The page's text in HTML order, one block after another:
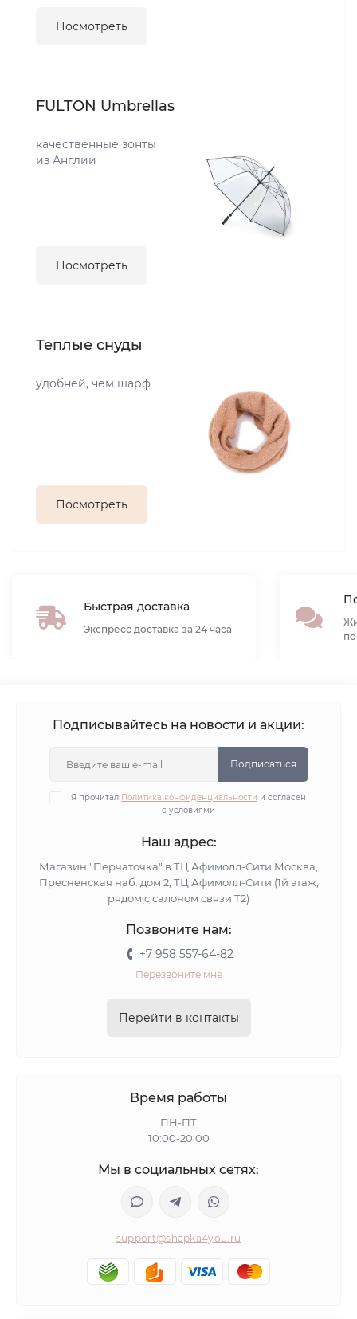
Посмотреть
FULTON Umbrellas
качественные зонты
из Англии
Посмотреть
Теплые снуды
удобней, чем шарф
Посмотреть
Быстрая доставка
Экспресс доставка за 24 часа
Подписывайтесь на новости и акции:
Подписаться
Я прочитал Политика конфиденциальности и согласен
с условиями
Наш адрес:
Магазин "Перчаточка" в ТЦ Афимолл-Сити Москва,
Пресненская наб. дом 2, ТЦ Афимолл-Сити (1й этаж,
рядом с салоном связи Т2)
Позвоните нам:
+7 958 557-64-82
Перезвоните мне
Перейти в контакты
Время работы
ПН-ПТ
10:00-20:00
Мы в социальных сетях:
support@shapka4you.ru